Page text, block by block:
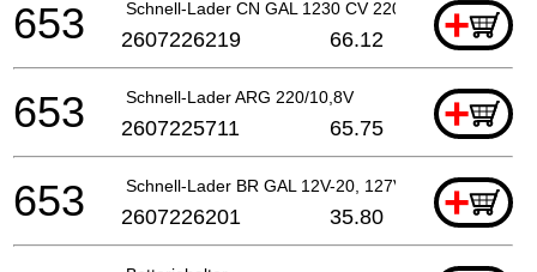
Schnell-Lader CN GAL 1230 CV 220/12 V+
653 2607226219 66.12
Schnell-Lader ARG 220/10,8V +
653 2607225711 65.75
Schnell-Lader BR GAL 12V-20, 127V-220V+
653 2607226201 35.80